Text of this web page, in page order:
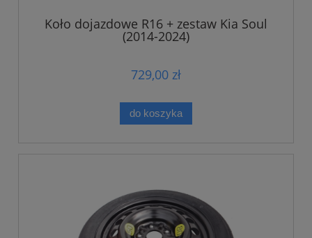
Koło dojazdowe R16 + zestaw Kia Soul
(2014-2024)
729,00 zł
do koszyka